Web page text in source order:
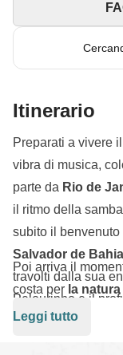
Itinerario
Preparati a vivere il
vibra di musica,
parte da Rio de
il ritmo della
subito il
Salvador de
travolti dalla sua
Pelourinho e il
Poi arriva il
costa per la
Diamantina
Leggi tutto